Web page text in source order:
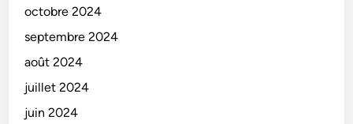
octobre 2024
septembre 2024
août 2024
juillet 2024
juin 2024